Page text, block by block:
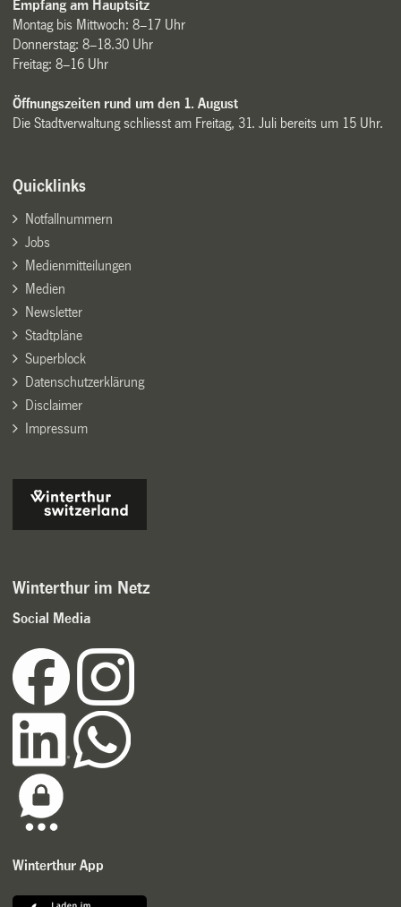
Empfang am Hauptsitz
Montag bis Mittwoch: 8–17 Uhr
Donnerstag: 8–18.30 Uhr
Freitag: 8–16 Uhr
Öffnungszeiten rund um den 1. August
Die Stadtverwaltung schliesst am Freitag, 31. Juli bereits um 15 Uhr.
Quicklinks
Notfallnummern
Jobs
Medienmitteilungen
Medien
Newsletter
Stadtpläne
Superblock
Datenschutzerklärung
Disclaimer
Impressum
Winterthur im Netz
Social Media
Winterthur App